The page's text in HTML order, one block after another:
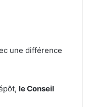
une différence
le Conseil